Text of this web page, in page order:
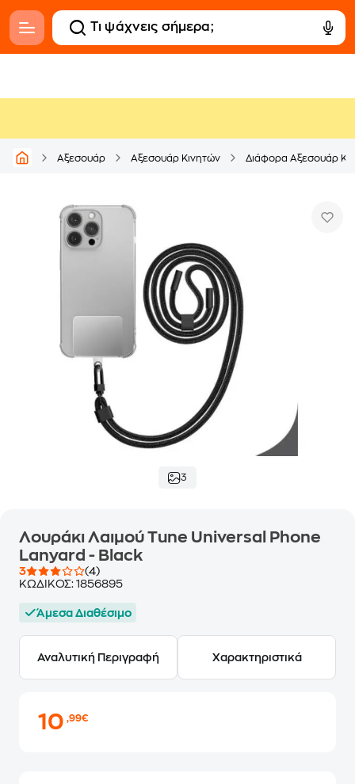
Αξεσουάρ Αξεσουάρ Κινητών Διάφορα Αξεσουάρ
3
Λουράκι Λαιμού Tune Universal Phone
Lanyard - Black
3
(4)
ΚΩΔΙΚΟΣ: 1856895
Άμεσα Διαθέσιμο
Αναλυτική Περιγραφή Χαρακτηριστικά
10,99€